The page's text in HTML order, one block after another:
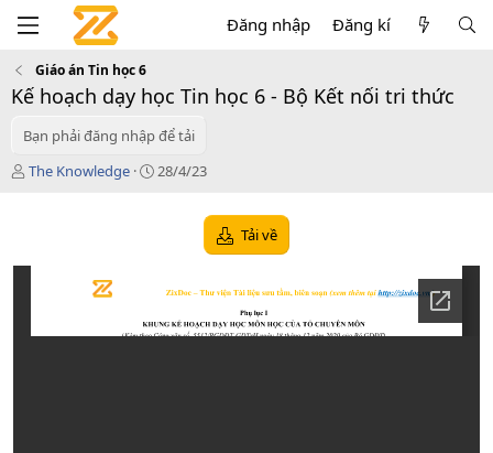
Đăng nhập Đăng kí
Giáo án Tin học 6
Kế hoạch dạy học Tin học 6 - Bộ Kết nối tri thức
Bạn phải đăng nhập để tải
T
ả
The Knowledge
C
d
28/4/23
Tải về